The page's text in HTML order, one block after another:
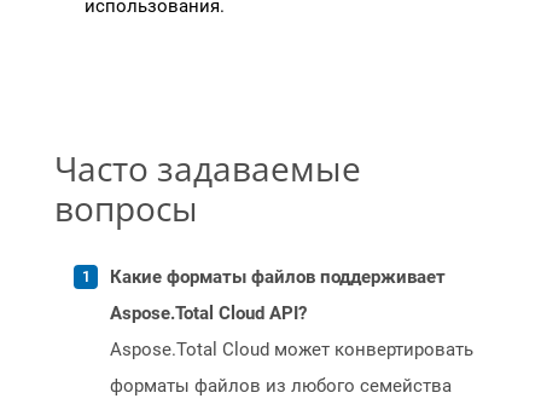
использования.
Часто задаваемые
вопросы
Какие форматы файлов поддерживает
Aspose.Total Cloud API?
Aspose.Total Cloud может конвертировать
форматы файлов из любого семейства